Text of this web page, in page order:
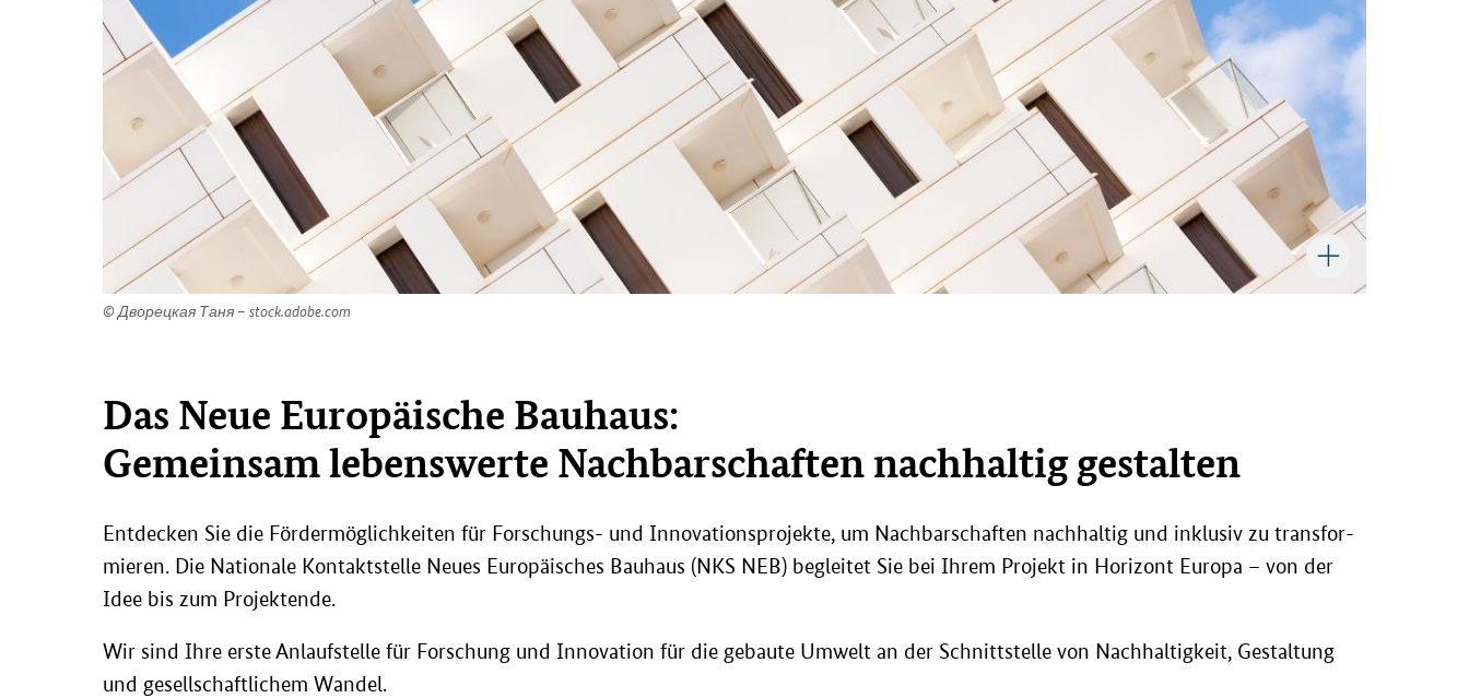
© Дворецкая Таня – stock.adobe.com
Das Neue Eu­ro­päi­sche Bau­haus:
Ge­mein­sam le­bens­wer­te Nach­bar­schaf­ten nach­hal­tig ge­stal­ten
Ent­de­cken Sie die För­der­mög­lich­kei­ten für Forschungs-​ und In­no­va­ti­ons­pro­jek­te, um Nach­bar­schaf­ten nach­hal­tig und in­klu­siv zu trans­for­
mie­ren. Die Na­tio­na­le Kon­takt­stel­le Neues Eu­ro­päi­sches Bau­haus (NKS NEB) be­glei­tet Sie bei Ihrem Pro­jekt in Ho­ri­zont Eu­ro­pa – von der
Idee bis zum Pro­jek­ten­de.
Wir sind Ihre erste An­lauf­stel­le für For­schung und In­no­va­ti­on für die ge­bau­te Um­welt an der Schnitt­stel­le von Nach­hal­tig­keit, Ge­stal­tung
und ge­sell­schaft­li­chem Wan­del.